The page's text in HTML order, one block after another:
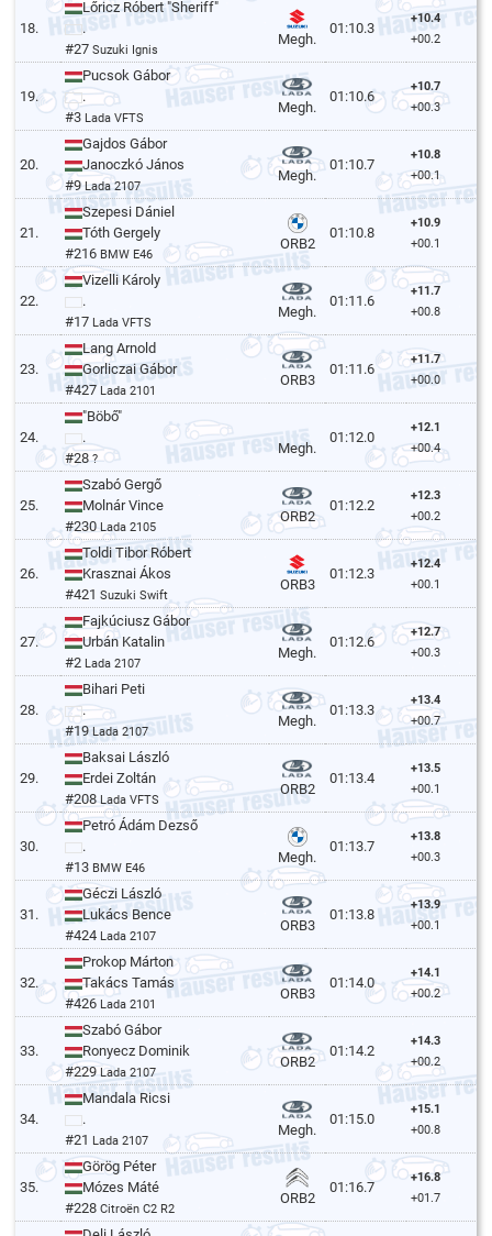
18.
Lőricz Róbert "Sheriff"
.
#27Suzuki Ignis
Megh.
01:10.3
+10.4
+00.2
19.
Pucsok Gábor
.
#3 Lada VFTS
Megh.
01:10.6
+10.7
+00.3
20.
Gajdos Gábor
Janoczkó János
#9Lada 2107
Megh.
01:10.7
+10.8
+00.1
21.
Szepesi Dániel
Tóth Gergely
#216 BMW E46
ORB2
01:10.8
+10.9
+00.1
22.
Vizelli Károly
.
#17 Lada VFTS
Megh.
01:11.6
+11.7
+00.8
23.
Lang Arnold
Gorliczai Gábor
#427 Lada 2101
ORB3
01:11.6
+11.7
+00.0
24.
"Böbő"
.
#28?
Megh.
01:12.0
+12.1
+00.4
25.
Szabó Gergő
Molnár Vince
#230Lada 2105
ORB2
01:12.2
+12.3
+00.2
26.
Toldi Tibor Róbert
Krasznai Ákos
#421Suzuki Swift
ORB3
01:12.3
+12.4
+00.1
27.
Fajkúciusz Gábor
Urbán Katalin
#2 Lada 2107
Megh.
01:12.6
+12.7
+00.3
28.
Bihari Peti
.
#19 Lada 2107
Megh.
01:13.3
+13.4
+00.7
29.
Baksai László
Erdei Zoltán
#208Lada VFTS
ORB2
01:13.4
+13.5
+00.1
30.
Petró Ádám Dezső
.
#13 BMW E46
Megh.
01:13.7
+13.8
+00.3
31.
Géczi László
Lukács Bence
#424 Lada 2107
ORB3
01:13.8
+13.9
+00.1
32.
Prokop Márton
Takács Tamás
#426 Lada 2101
ORB3
01:14.0
+14.1
+00.2
33.
Szabó Gábor
Ronyecz Dominik
#229Lada 2107
ORB2
01:14.2
+14.3
+00.2
34.
Mandala Ricsi
.
#21 Lada 2107
Megh.
01:15.0
+15.1
+00.8
35.
Görög Péter
Mózes Máté
#228Citroën C2 R2
ORB2
01:16.7
+16.8
+01.7